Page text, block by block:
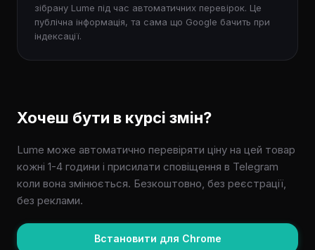
зібрану Lume під час автоматичних перевірок. Це
публічна інформація, та сама що Google бачить при
індексації.
Хочеш бути в курсі змін?
Lume може автоматично перевіряти ціну на цей товар
кожні 1-4 години і присилати сповіщення в Telegram
коли вона змінюється. Безкоштовно, без реєстрації,
без реклами.
Встановити для Chrome